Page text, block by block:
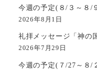
今週の予定(８/３～８/
2026年8月1日
礼拝メッセージ「神の
2026年7月29日
今週の予定(７/27～８/